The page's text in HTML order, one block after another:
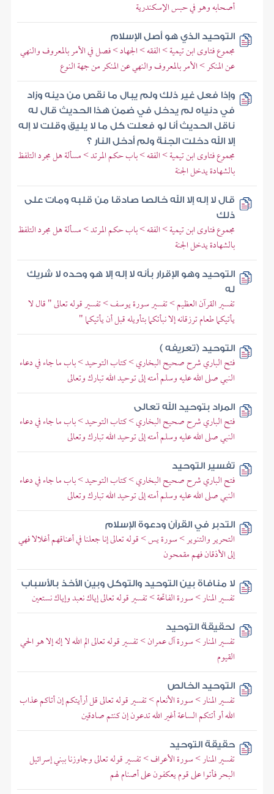
أصحابه وهو في حبس الإسكندرية
التوحيد الذي هو أصل الإسلام
مجموع فتاوى ابن تيمية > الفقه > الجهاد > فصل في الأمر بالمعروف والنهي
عن المنكر > الأمر بالمعروف والنهي عن المنكر من جهة النوع
وإذا فعل غير ذلك ولم يبال ما نقص من دينه وزاد
في دنياه لم يدخل في ضمن هذا الحديث قال له
ناقل الحديث أنا لو فعلت كل ما لا يليق وقلت لا إله
إلا الله دخلت الجنة ولم أدخل النار ؟
مجموع فتاوى ابن تيمية > الفقه > باب حكم المرتد > مسألة هل مجرد التلفظ
بالشهادة يدخل الجنة
قال لا إله إلا الله خالصا صادقا من قلبه ومات على
ذلك
مجموع فتاوى ابن تيمية > الفقه > باب حكم المرتد > مسألة هل مجرد التلفظ
بالشهادة يدخل الجنة
التوحيد وهو الإقرار بأنه لا إله إلا هو وحده لا شريك
له
تفسير القرآن العظيم > تفسير سورة يوسف > تفسير قوله تعالى " قال لا
يأتيكما طعام ترزقانه إلا نبأتكما بتأويله قبل أن يأتيكما "
التوحيد (تعريفه )
فتح الباري شرح صحيح البخاري > كتاب التوحيد > باب ما جاء في دعاء
النبي صلى الله عليه وسلم أمته إلى توحيد الله تبارك وتعالى
المراد بتوحيد الله تعالى
فتح الباري شرح صحيح البخاري > كتاب التوحيد > باب ما جاء في دعاء
النبي صلى الله عليه وسلم أمته إلى توحيد الله تبارك وتعالى
تفسير التوحيد
فتح الباري شرح صحيح البخاري > كتاب التوحيد > باب ما جاء في دعاء
النبي صلى الله عليه وسلم أمته إلى توحيد الله تبارك وتعالى
التدبر في القرآن ودعوة الإسلام
التحرير والتنوير > سورة يس > قوله تعالى إنا جعلنا في أعناقهم أغلالا فهي
إلى الأذقان فهم مقمحون
لا منافاة بين التوحيد والتوكل وبين الأخذ بالأسباب
تفسير المنار > سورة الفاتحة > تفسير قوله تعالى إياك نعبد وإياك نستعين
لحقيقة التوحيد
تفسير المنار > سورة آل عمران > تفسير قوله تعالى الم الله لا إله إلا هو الحي
القيوم
التوحيد الخالص
تفسير المنار > سورة الأنعام > تفسير قوله تعالى قل أرأيتكم إن أتاكم عذاب
الله أو أتتكم الساعة أغير الله تدعون إن كنتم صادقين
حقيقة التوحيد
تفسير المنار > سورة الأعراف > تفسير قوله تعالى وجاوزنا ببني إسرائيل
البحر فأتوا على قوم يعكفون على أصنام لهم